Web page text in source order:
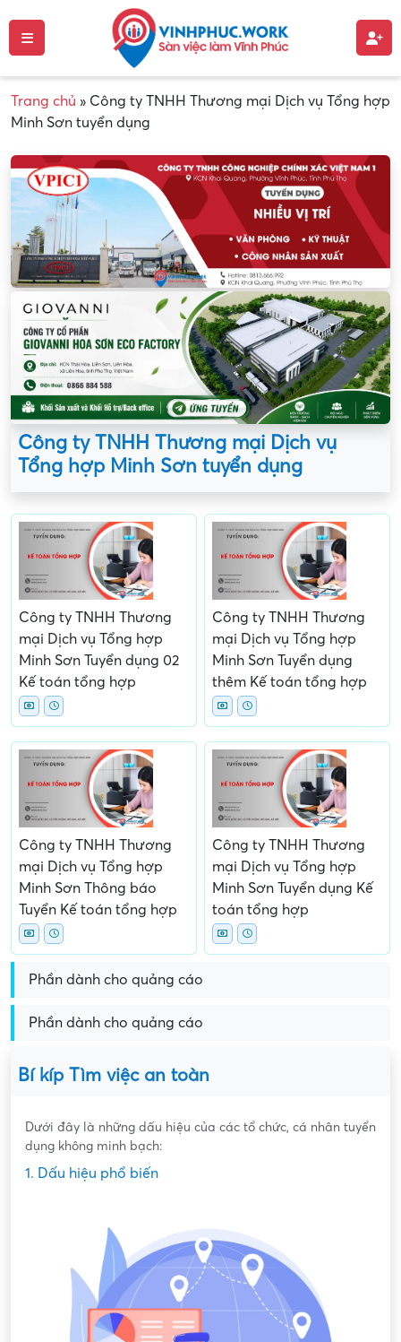
Trang chủ » Công ty TNHH Thương mại Dịch vụ Tổng hợp
Minh Sơn tuyển dụng
Công ty TNHH Thương mại Dịch vụ
Tổng hợp Minh Sơn tuyển dụng
Công ty TNHH Thương
mại Dịch vụ Tổng hợp
Minh Sơn Tuyển dụng 02
Kế toán tổng hợp
Công ty TNHH Thương
mại Dịch vụ Tổng hợp
Minh Sơn Tuyển dụng
thêm Kế toán tổng hợp
Công ty TNHH Thương
mại Dịch vụ Tổng hợp
Minh Sơn Thông báo
Tuyển Kế toán tổng hợp
Công ty TNHH Thương
mại Dịch vụ Tổng hợp
Minh Sơn Tuyển dụng Kế
toán tổng hợp
Phần dành cho quảng cáo
Phần dành cho quảng cáo
Bí kíp Tìm việc an toàn
Dưới đây là những dấu hiệu của các tổ chức, cá nhân tuyển
dụng không minh bạch:
1. Dấu hiệu phổ biến